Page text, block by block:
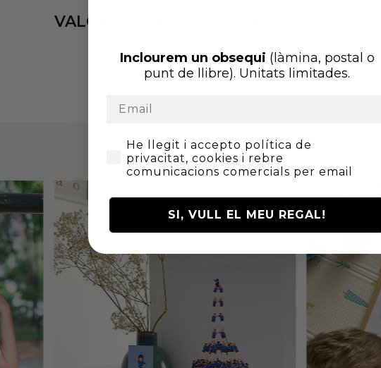
VALORACIONS DELS CLIENTS
VOSALTRES
Inclourem un obsequi (làmina, postal o
punt de llibre). Unitats limitades.
He llegit i accepto la Política de
He llegit i accepto política de
privacitat, cookies i rebre
comunicacions comercials per email
SI, VULL EL MEU REGAL!